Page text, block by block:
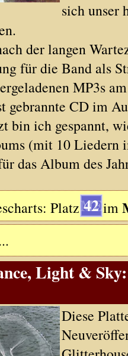
sich unser
der langen
für die Band als
MP3s
gebrannte CD im
bin ich gespannt,
(mit 10 Liedern
das Album des
Platz 42 im
Light &
Diese